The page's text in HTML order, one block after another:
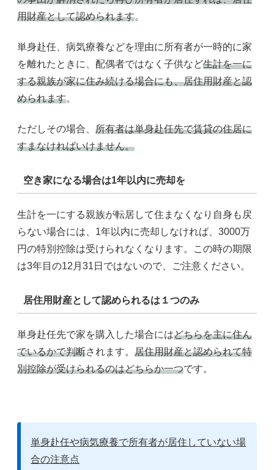
用財産として認められます。
単身赴任、病気療養などを理由に所有者が一時的に家
を離れたときに、配偶者ではなく子供など生計を一に
する親族が家に住み続ける場合にも、居住用財産と認
められます。
ただしその場合、 所有者は単身赴任先で賃貸の住居に
すまなければいけません。
空き家になる場合は1年以内に売却を
生計を一にする親族が転居して住まなくなり自身も戻
らない場合には、1年以内に売却しなければ、3000万
円の特別控除は受けられなくなります。この時の期限
は3年目の12月31日ではないので、ご注意ください。
居住用財産として認められるは１つのみ
単身赴任先で家を購入した場合にはどちらを主に住ん
でいるかで判断されます。 居住用財産と認められて特
別控除が受けられるのはどちらか一つです。
単身赴任や病気療養で所有者が居住していない場
合の注意点